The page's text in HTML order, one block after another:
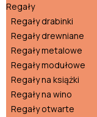
Regały
Regały drabinki
Regały drewniane
Regały metalowe
Regały modułowe
Regały na książki
Regały na wino
Regały otwarte